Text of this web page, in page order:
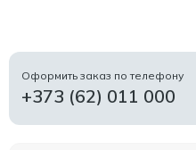
Оформить заказ по телефону
+373 (62) 011 000